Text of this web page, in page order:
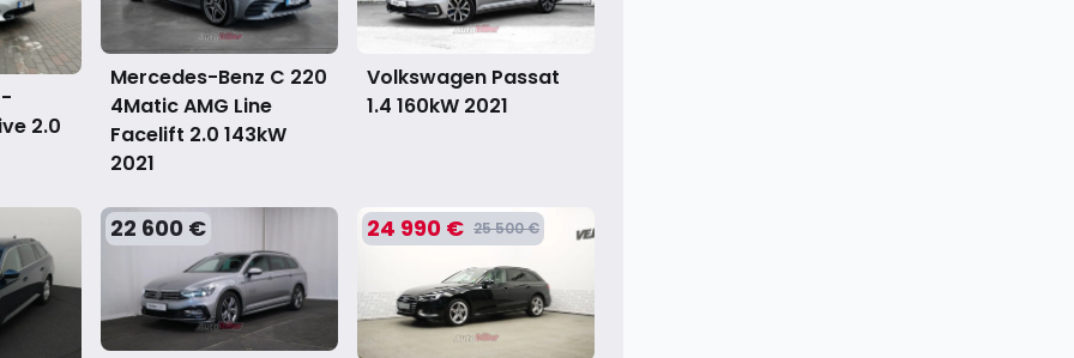
2.0
Mercedes-Benz C 220
4Matic AMG Line
Facelift 2.0 143kW
2021
Volkswagen Passat
1.4 160kW 2021
22 600 € 24 990 € 25 500 €